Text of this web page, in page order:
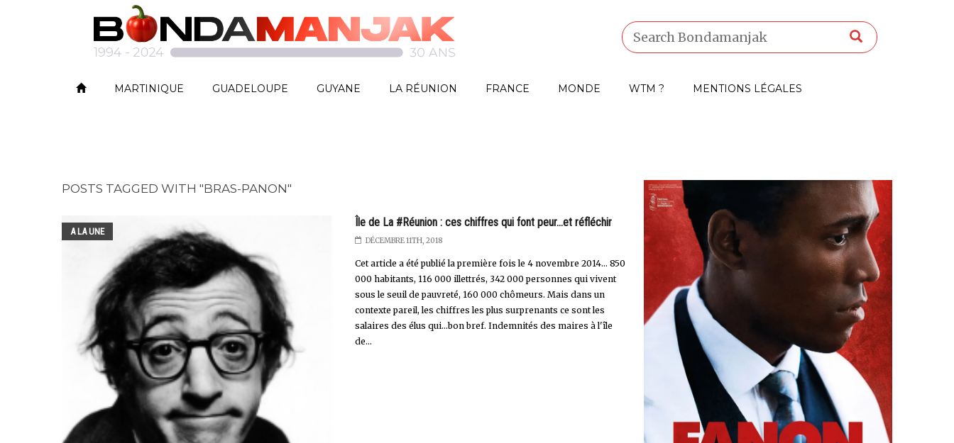
MARTINIQUE GUADELOUPE GUYANE LA RÉUNION FRANCE MONDE WTM ? MENTIONS LÉGALES
POSTS TAGGED WITH "BRAS-PANON"
A LA UNE
Île de La #Réunion : ces chiffres qui font peur...et réfléchir
DÉCEMBRE 11TH, 2018
Cet article a été publié la première fois le 4 novembre 2014... 850
000 habitants, 116 000 illettrés, 342 000 personnes qui vivent
sous le seuil de pauvreté, 160 000 chômeurs. Mais dans un
contexte pareil, les chiffres les plus surprenants ce sont les
salaires des élus qui...bon bref. Indemnités des maires à l'île
de...